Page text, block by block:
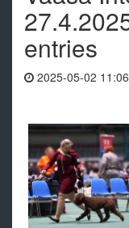
entries
2025-05-02